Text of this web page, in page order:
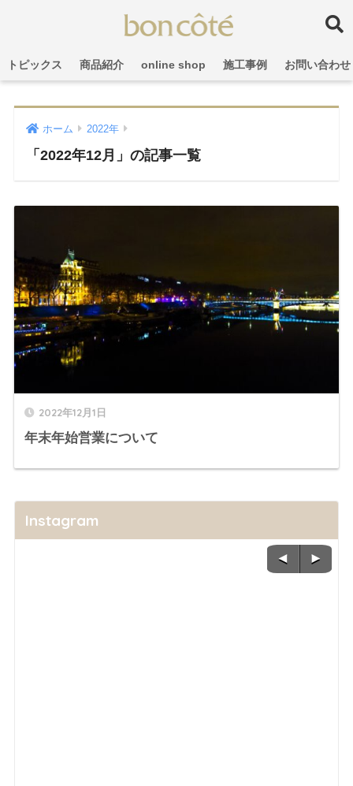
トピックス 商品紹介 online shop 施工事例 お問い合わせ
ホーム 2022年
「2022年12月」の記事一覧
2022年12月1日
年末年始営業について
Instagram